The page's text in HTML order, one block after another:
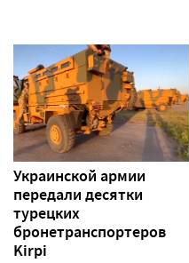
Украинской армии
передали десятки
турецких
бронетранспортеров
Kirpi